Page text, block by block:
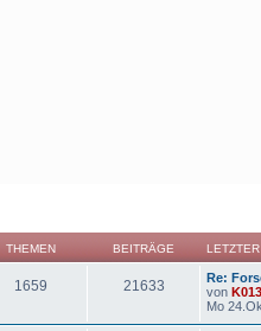
THEMEN BEITRÄGE
1659 21633
Re:
von K013
Mo